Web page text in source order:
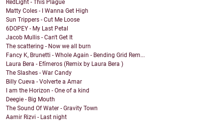
RedLight - This Plague
Matty Coles - I Wanna Get High
Sun Trippers - Cut Me Loose
6DOPEY - My Last Petal
Jacob Mullis - Can't Get It
The scattering - Now we all burn
Fancy K, Brunetti - Whole Again - Bending Grid Rem...
Laura Bera - Efímeros (Remix by Laura Bera )
The Slashes - War Candy
Billy Cueva - Volverte a Amar
I am the Horizon - One of a kind
Deegie - Big Mouth
The Sound Of Water - Gravity Town
Aamir Rizvi - Last night